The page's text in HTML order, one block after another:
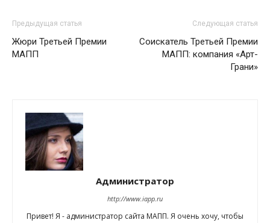
Предыдущая статья
Жюри Третьей Премии
МАПП
Следующая статья
Соискатель Третьей Премии
МАПП: компания «Арт-
Грани»
Администратор
http://www.iapp.ru
Привет! Я - администратор сайта МАПП. Я очень хочу, чтобы